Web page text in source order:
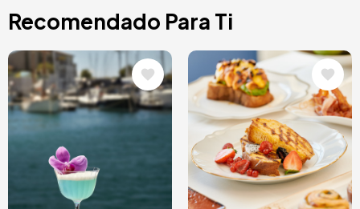
Recomendado Para Ti
Image
Image